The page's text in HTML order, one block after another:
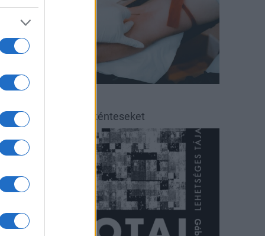
kérik az önkénteseket